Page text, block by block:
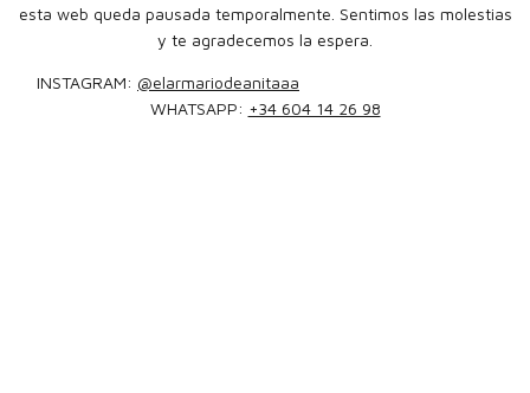
esta web queda pausada temporalmente. Sentimos las molestias
y te agradecemos la espera.
INSTAGRAM: @elarmariodeanitaaa
WHATSAPP: +34 604 14 26 98